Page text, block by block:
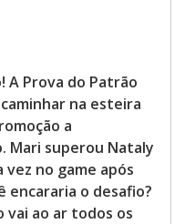
A Prova do Patrão
na esteira
a
Mari superou Nataly
no game após
encararia o desafio?
vai ao ar todos os